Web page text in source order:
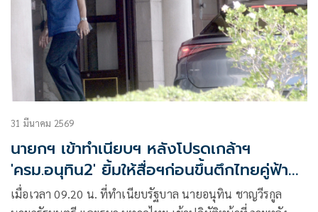
31 มีนาคม 2569
นายกฯ เข้าทำเนียบฯ หลังโปรดเกล้าฯ
'ครม.อนุทิน2' ยิ้มให้สื่อฯก่อนขึ้นตึกไทยคู่ฟ้า
ต้อนรับบริษัทไมโครซอฟท์
เมื่อเวลา 09.20 น. ที่ทำเนียบรัฐบาล นายอนุทิน ชาญวีรกูล